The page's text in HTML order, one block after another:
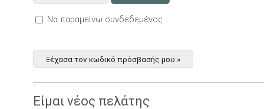
Να παραμείνω συνδεδεμένος
Ξέχασα τον κωδικό πρόσβασής μου »
Είμαι νέος πελάτης